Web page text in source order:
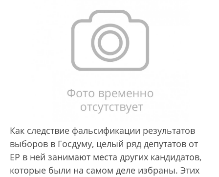
Как следствие фальсификации результатов
выборов в Госдуму, целый ряд депутатов от
ЕР в ней занимают места других кандидатов,
которые были на самом деле избраны. Этих